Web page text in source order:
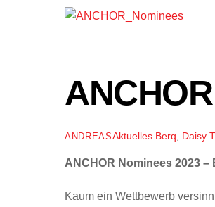
ANDREASAktuelles Berq Daisy
ANCHOR Nominees 2023
Kaum ein Wettbewerb